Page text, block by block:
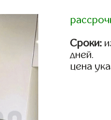
Сроки:
дней.
цена